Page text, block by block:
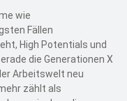
wie
Fällen
High Potentials und
die Generationen X
Arbeitswelt neu
zählt als